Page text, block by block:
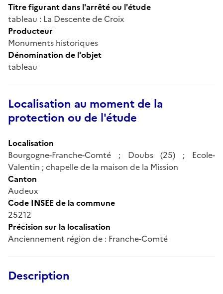
Titre figurant dans l'arrêté ou l'étude
tableau : La Descente de Croix
Producteur
Monuments historiques
Dénomination de l'objet
tableau
Localisation au moment de la
protection ou de l'étude
Localisation
Bourgogne-Franche-Comté ; Doubs (25) ; Ecole-
Valentin ; chapelle de la maison de la Mission
Canton
Audeux
Code INSEE de la commune
25212
Précision sur la localisation
Anciennement région de : Franche-Comté
Description